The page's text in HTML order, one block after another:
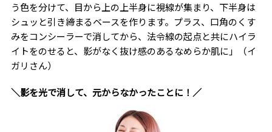
う色を分けて、目から上の上半身に視線が集まり、下半身は
シュッと引き締まるベースを作ります。プラス、口角のくす
みをコンシーラーで消してから、法令線の起点と共にハイラ
イトをのせると、影がなく抜け感のあるなめらか肌に」（イ
ガリさん）
＼影を光で消して、元からなかったことに！／